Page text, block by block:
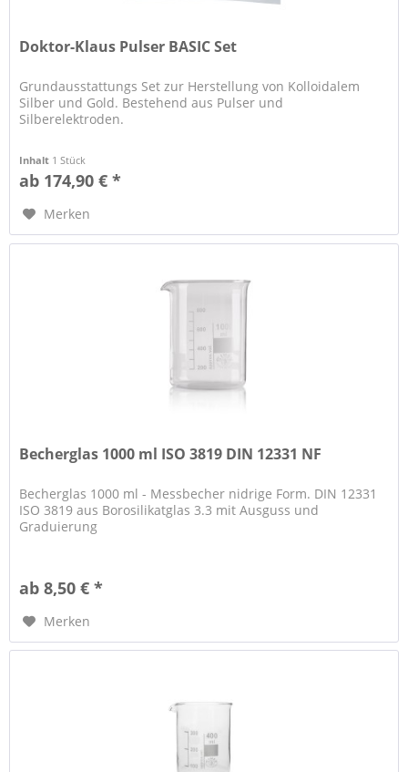
Doktor-Klaus Pulser BASIC Set
Grundausstattungs Set zur Herstellung von Kolloidalem
Silber und Gold. Bestehend aus Pulser und
Silberelektroden.
Inhalt 1 Stück
ab 174,90 € *
Merken
Becherglas 1000 ml ISO 3819 DIN 12331 NF
Becherglas 1000 ml - Messbecher nidrige Form. DIN 12331
ISO 3819 aus Borosilikatglas 3.3 mit Ausguss und
Graduierung
ab 8,50 € *
Merken